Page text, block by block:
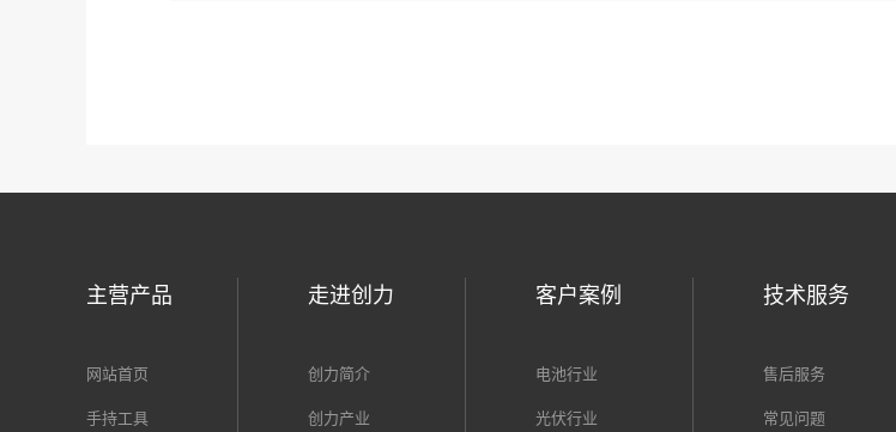
主营产品
网站首页
手持工具
走进创力
创力简介
创力产业
客户案例
电池行业
光伏行业
技术服务
售后服务
常见问题